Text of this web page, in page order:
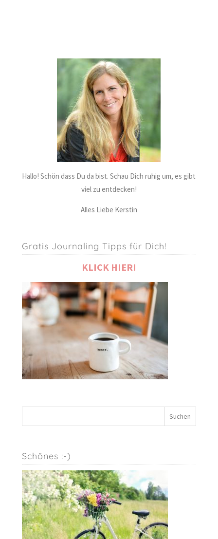
Hallo! Schön dass Du da bist. Schau Dich ruhig um, es gibt
viel zu entdecken!
Alles Liebe Kerstin
Gratis Journaling Tipps für Dich!
KLICK HIER!
Schönes :-)